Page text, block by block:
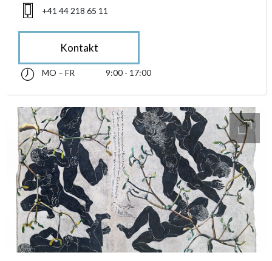
+41 44 218 65 11
Kontakt
accessibility.sr-only.opening_hours
Montag bis Freitag 09:00 - 17:00
MO – FR 9:00 - 17:00